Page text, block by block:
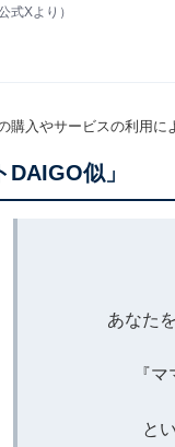
式Xより）
入やサービスの利用に
DAIGO似」
あなた
『
と